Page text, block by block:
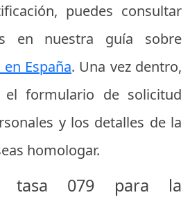
puedes consultar
en nuestra guía sobre
España. Una vez dentro,
el formulario de solicitud
y los detalles de la
homologar.
tasa 079 para la